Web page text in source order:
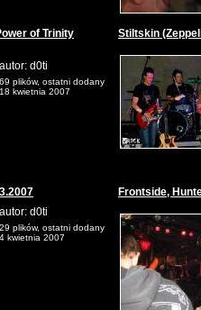
of Trinity
autor: d0ti
69 plików, ostatni dodany
18 kwietnia 2007
Stiltskin
autor: d0ti
29 plików, ostatni dodany
4 kwietnia 2007
Frontside,